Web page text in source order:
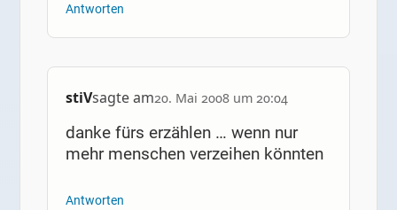
Antworten
stiVsagte am20. Mai 2008 um 20:04
danke fürs erzählen … wenn nur
mehr menschen verzeihen könnten
Antworten